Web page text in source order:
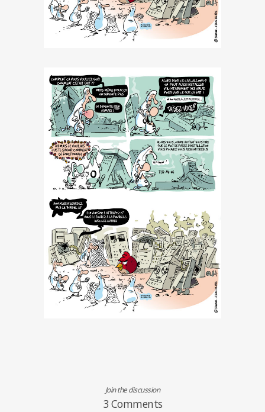
Join the discussion
3 Comments